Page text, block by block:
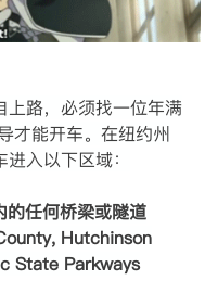
路，必须找一位年满
才能开车。在纽约州
入以下区域：
任何桥梁或隧道
Hutchinson
State Parkways